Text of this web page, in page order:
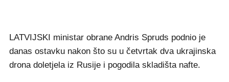
LATVIJSKI ministar obrane Andris Spruds podnio je
danas ostavku nakon što su u četvrtak dva ukrajinska
drona doletjela iz Rusije i pogodila skladišta nafte.